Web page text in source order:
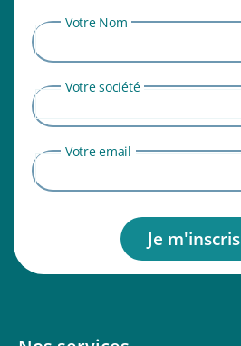
Votre Nom
Votre société
Votre email